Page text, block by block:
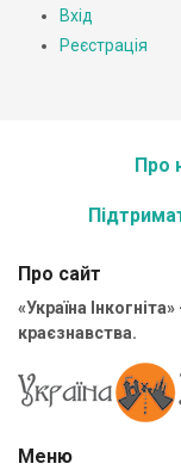
Вхід
Реєстрація
Про
Про сайт
«Україна
краєзнавства.
Меню